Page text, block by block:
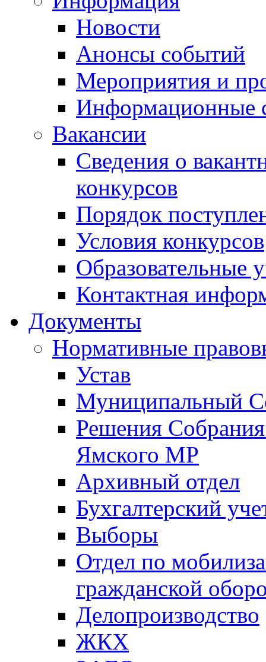
Новости
Анонсы событий
Мероприятия и
Информационные
Вакансии
Сведения о
конкурсов
Порядок
Условия конкурсов
Образовательные
Контактная
Документы
Нормативные
Устав
Муниципальный
Решения
Ямского МР
Архивный отдел
Бухгалтерский
Выборы
Отдел по
гражданской
Делопроизводство
ЖКХ